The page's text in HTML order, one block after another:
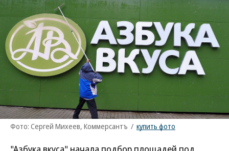
Фото: Сергей Михеев, Коммерсантъ / купить фото